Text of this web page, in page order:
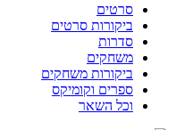
סרטים
ביקורות סרטים
סדרות
משחקים
ביקורות משחקים
ספרים וקומיקס
וכל השאר